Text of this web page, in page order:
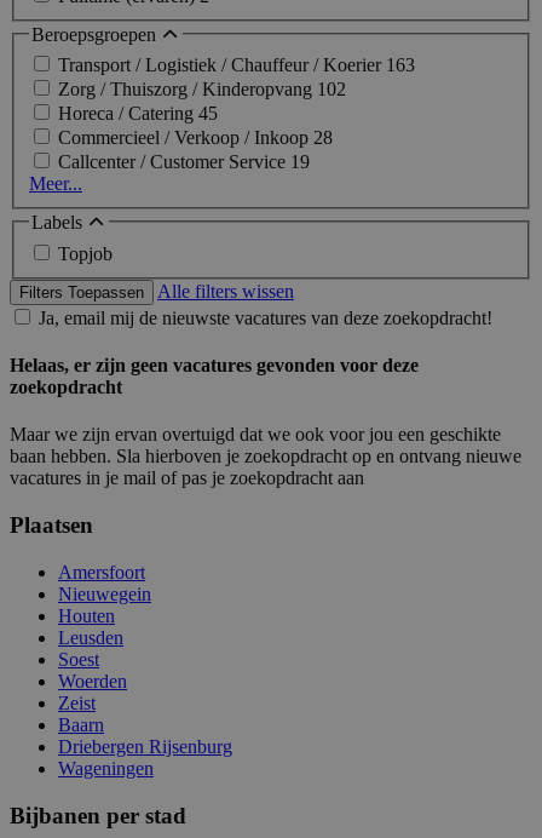
Beroepsgroepen
Transport / Logistiek / Chauffeur / Koerier 163
Zorg / Thuiszorg / Kinderopvang 102
Horeca / Catering 45
Commercieel / Verkoop / Inkoop 28
Callcenter / Customer Service 19
Meer...
Labels
Topjob
Filters Toepassen
Alle filters wissen
Ja, email mij de nieuwste vacatures van deze zoekopdracht!
Helaas, er zijn geen vacatures gevonden voor deze
zoekopdracht
Maar we zijn ervan overtuigd dat we ook voor jou een geschikte
baan hebben. Sla hierboven je zoekopdracht op en ontvang nieuwe
vacatures in je mail of pas je zoekopdracht aan
Plaatsen
Amersfoort
Nieuwegein
Houten
Leusden
Soest
Woerden
Zeist
Baarn
Driebergen Rijsenburg
Wageningen
Bijbanen per stad